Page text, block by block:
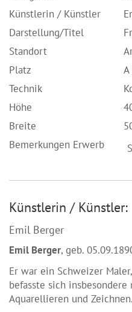
Künstlerin / Künstler
Darstellung/Titel
Standort
Platz
A
Technik
Höhe
Breite
Bemerkungen Erwerb
Künstlerin / Künstler:
Emil Berger
Emil Berger, geb.
Er war ein Schweizer
befasste sich
Aquarellieren und Zeichnen.